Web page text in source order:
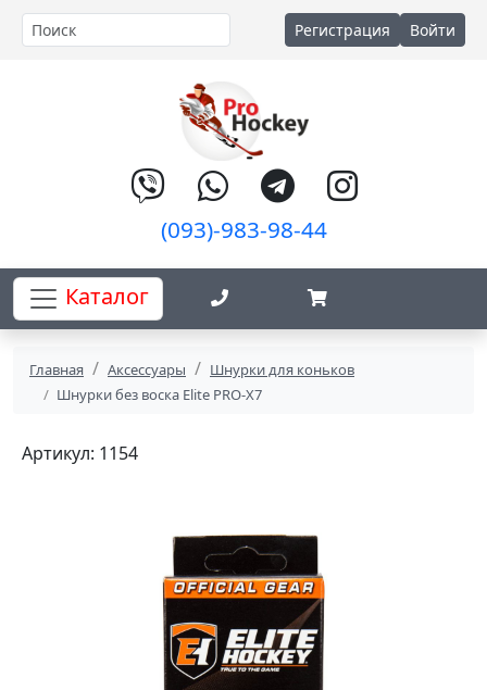
Регистрация Войти
(093)-983-98-44
Каталог
Главная Аксессуары
Шнурки для коньков
Шнурки без воска Elite PRO-X7
Артикул: 1154